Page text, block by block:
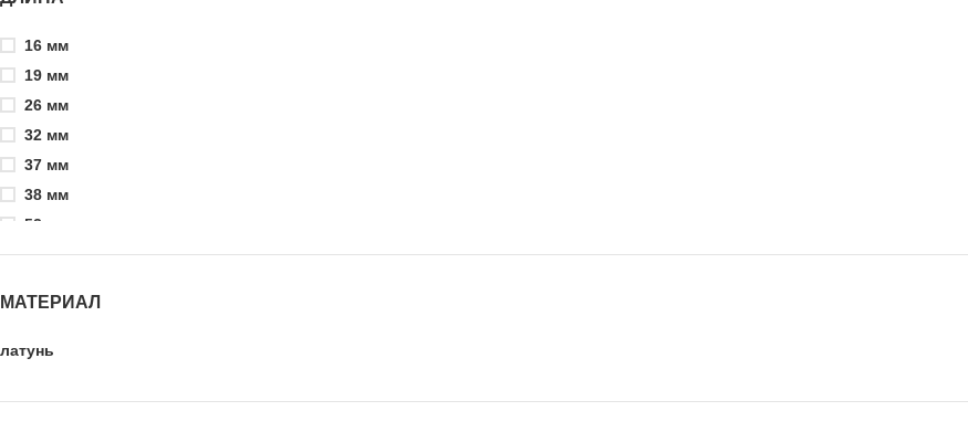
1"
2"
3/4"
15 мм
20 мм
25 мм
32 мм
40 мм
16 мм
19 мм
26 мм
32 мм
37 мм
38 мм
52 мм
60 мм
МАТЕРИАЛ
латунь